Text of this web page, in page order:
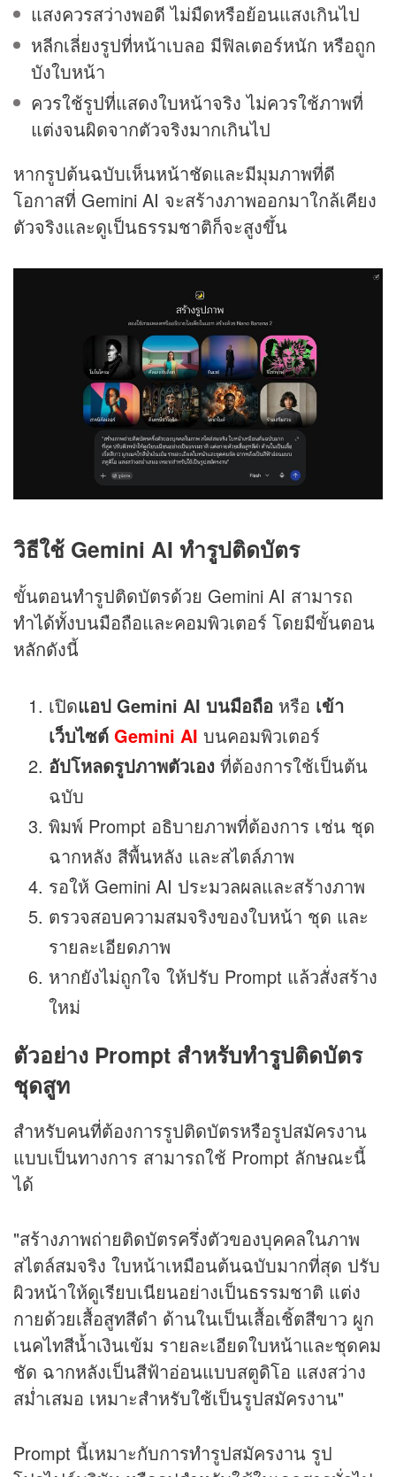
แสงควรสว่างพอดี ไม่มืดหรือย้อนแสงเกินไป
หลีกเลี่ยงรูปที่หน้าเบลอ มีฟิลเตอร์หนัก หรือถูก
บังใบหน้า
ควรใช้รูปที่แสดงใบหน้าจริง ไม่ควรใช้ภาพที่
แต่งจนผิดจากตัวจริงมากเกินไป
หากรูปต้นฉบับเห็นหน้าชัดและมีมุมภาพที่ดี
โอกาสที่ Gemini AI จะสร้างภาพออกมาใกล้เคียง
ตัวจริงและดูเป็นธรรมชาติก็จะสูงขึ้น
วิธีใช้ Gemini AI ทำรูปติดบัตร
ขั้นตอนทำรูปติดบัตรด้วย Gemini AI สามารถ
ทำได้ทั้งบนมือถือและคอมพิวเตอร์ โดยมีขั้นตอน
หลักดังนี้
เปิดแอป Gemini AI บนมือถือ หรือ เข้า
เว็บไซต์ Gemini AI บนคอมพิวเตอร์
อัปโหลดรูปภาพตัวเอง ที่ต้องการใช้เป็นต้น
ฉบับ
พิมพ์ Prompt อธิบายภาพที่ต้องการ เช่น ชุด
ฉากหลัง สีพื้นหลัง และสไตล์ภาพ
รอให้ Gemini AI ประมวลผลและสร้างภาพ
ตรวจสอบความสมจริงของใบหน้า ชุด และ
รายละเอียดภาพ
หากยังไม่ถูกใจ ให้ปรับ Prompt แล้วสั่งสร้าง
ใหม่
ตัวอย่าง Prompt สำหรับทำรูปติดบัตร
ชุดสูท
สำหรับคนที่ต้องการรูปติดบัตรหรือรูปสมัครงาน
แบบเป็นทางการ สามารถใช้ Prompt ลักษณะนี้
ได้
"สร้างภาพถ่ายติดบัตรครึ่งตัวของบุคคลในภาพ
สไตล์สมจริง ใบหน้าเหมือนต้นฉบับมากที่สุด ปรับ
ผิวหน้าให้ดูเรียบเนียนอย่างเป็นธรรมชาติ แต่ง
กายด้วยเสื้อสูทสีดำ ด้านในเป็นเสื้อเชิ้ตสีขาว ผูก
เนคไทสีน้ำเงินเข้ม รายละเอียดใบหน้าและชุดคม
ชัด ฉากหลังเป็นสีฟ้าอ่อนแบบสตูดิโอ แสงสว่าง
สม่ำเสมอ เหมาะสำหรับใช้เป็นรูปสมัครงาน"
Prompt นี้เหมาะกับการทำรูปสมัครงาน รูป